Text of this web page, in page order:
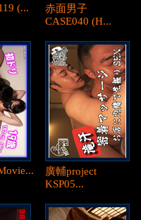
(...
赤面男子
CASE040 (H...
廣輔project
KSP05...